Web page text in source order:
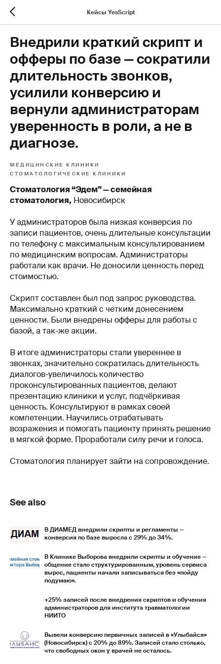
Кейсы YesScript
Внедрили краткий скрипт и
офферы по базе — сократили
длительность звонков,
усилили конверсию и
вернули администраторам
уверенность в роли, а не в
диагнозе.
МЕДИЦИНСКИЕ КЛИНИКИ
СТОМАТОЛОГИЧЕСКИЕ КЛИНИКИ
Стоматология “Эдем” — семейная
стоматология, Новосибирск
У администраторов была низкая конверсия по
записи пациентов, очень длительные консультации
по телефону с максимальным консультированием
по медицинским вопросам. Администраторы
работали как врачи. Не доносили ценность перед
стоимостью.
Скрипт составлен был под запрос руководства.
Максимально краткий с четким донесением
ценности. Были внедрены офферы для работы с
базой, а так-же акции.
В итоге администраторы стали увереннее в
звонках, значительно сократилась длительность
диалогов-увеличилось количество
проконсультированных пациентов, делают
презентацию клиники и услуг, подчёркивая
ценность. Консультируют в рамках своей
компетенции. Научились отрабатывать
возражения и помогать пациенту принять решение
в мягкой форме. Проработали силу речи и голоса.
Стоматология планирует зайти на сопровождение.
See also
В ДИАМЕД внедрили скрипты и регламенты —
конверсия по базе выросла с 29% до 34%.
В Клинике Выборова внедрили скрипты и обучение —
общение стало структурированным, уровень сервиса
вырос, пациенты начали записываться без «пойду
подумаю».
+25% записей после внедрения скриптов и обучения
администраторов для института травматологии
НИИТО
Вывели конверсию первичных записей в «Улыбайся»
(Новосибирск) с 20% до 89%. Записей стало столько,
что свободных окон у врачей не осталось.